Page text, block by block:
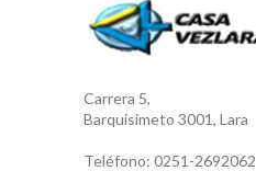
Carrera 5,
Barquisimeto 3001, Lara
Teléfono: 0251-2692062